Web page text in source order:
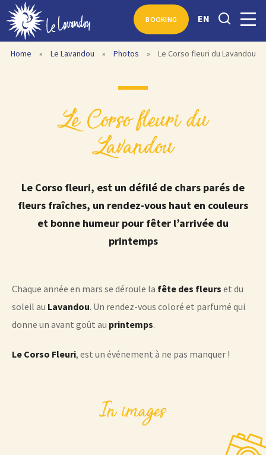
BOOKING EN
Home » Le Lavandou » Photos » Le Corso fleuri du Lavandou
Le Corso fleuri du
Lavandou
Le Corso fleuri, est un défilé de chars parés de
fleurs fraîches, un rendez-vous haut en couleurs
et bonne humeur pour fêter l’arrivée du
printemps
Chaque année en mars se déroule la fête des fleurs et du
soleil au Lavandou. Un rendez-vous coloré et parfumé qui
donne un avant goût au printemps.
Le Corso Fleuri, est un événement à ne pas manquer !
In images